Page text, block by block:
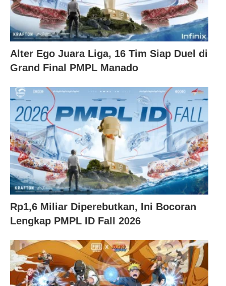
Alter Ego Juara Liga, 16 Tim Siap Duel di
Grand Final PMPL Manado
Rp1,6 Miliar Diperebutkan, Ini Bocoran
Lengkap PMPL ID Fall 2026